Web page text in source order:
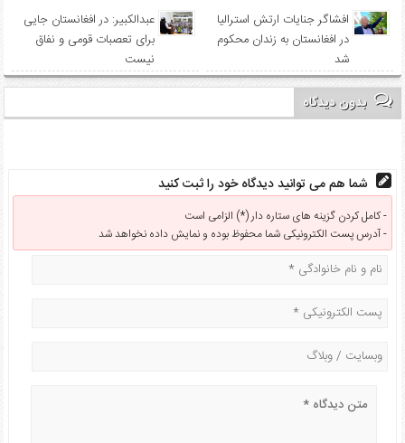
افشاگر جنایات ارتش استرالیا
در افغانستان به زندان محکوم
شد
عبدالکبیر: در افغانستان جایی
برای تعصبات قومی و نفاق
نیست
بدون دیدگاه
کامل کردن گزینه های ستاره دار (*) الزامی است -
آدرس پست الکترونیکی شما محفوظ بوده و نمایش داده نخواهد شد -